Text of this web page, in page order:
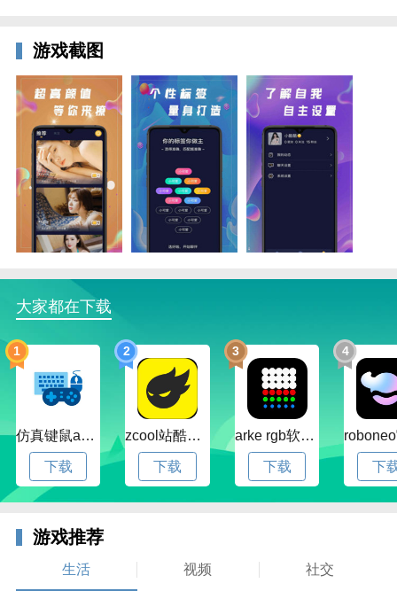
聊呗交友聊天app特色
真人自拍模式，照片更明显，要是有感觉就可以互相的
约会，日常生活也有意思
附近交友视频聊天、速配约单的交友模式，沟通更自
由，彼此快速熟悉
拒绝只配对不聊天
聊呗交友聊天app亮点
永远不再是孤单一个人，面对面社交聊天，快速交友神
器
直接查询附近的用户，真人视频，没有虚假情况，靠谱
的恋爱一触即发
自主聊天模式，精彩部分不缺，真实的单身交友平台
聊呗交友聊天app功能
增进彼此直接的关系，认识更深入
游戏截图
大家都在下载
1
仿真键鼠app官方版下载v1.4.3.58 安卓最新版
下载
2
zcool站酷官方版下载v5.15.0 安卓最新版本
下载
3
arke rgb软件下载v20.0 安卓版
下载
4
下
游戏推荐
生活 视频 社交